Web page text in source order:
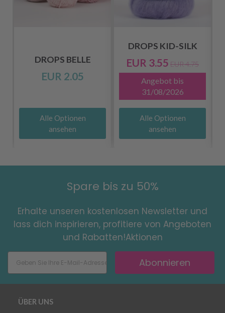
DROPS BELLE
EUR 2.05
Alle Optionen
ansehen
DROPS KID-SILK
EUR 3.55 EUR 4.75
Angebot bis
31/08/2026
Alle Optionen
ansehen
Spare bis zu 50%
Erhalte unseren kostenlosen Newsletter und
lass dich inspirieren, profitiere von Angeboten
und Rabatten!Aktionen
Abonnieren
ÜBER UNS